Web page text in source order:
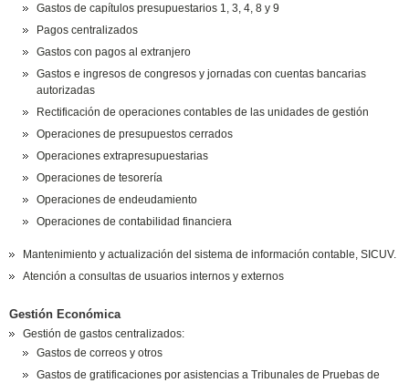
Gastos de capítulos presupuestarios 1, 3, 4, 8 y 9
Pagos centralizados
Gastos con pagos al extranjero
Gastos e ingresos de congresos y jornadas con cuentas bancarias
autorizadas
Rectificación de operaciones contables de las unidades de gestión
Operaciones de presupuestos cerrados
Operaciones extrapresupuestarias
Operaciones de tesorería
Operaciones de endeudamiento
Operaciones de contabilidad financiera
Mantenimiento y actualización del sistema de información contable, SICUV.
Atención a consultas de usuarios internos y externos
Gestión Económica
Gestión de gastos centralizados:
Gastos de correos y otros
Gastos de gratificaciones por asistencias a Tribunales de Pruebas de